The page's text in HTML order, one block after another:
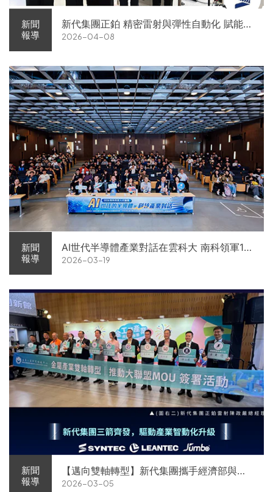
新聞
報導
新代集團正鉑 精密雷射與彈性自動化 賦能智
慧智造解方電子展亮相
2026-04-08
新聞
報導
AI世代半導體產業對話在雲科大 南科領軍11
家企業前進校園徵才
2026-03-19
新聞
報導
【邁向雙軸轉型】新代集團攜手經濟部與金
屬中心簽署MOU 領航 AI機器人智慧智造
2026-03-05